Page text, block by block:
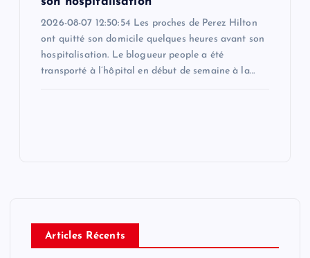
2026-08-07 12:50:54 Les proches de Perez Hilton
ont quitté son domicile quelques heures avant son
hospitalisation. Le blogueur people a été
transporté à l’hôpital en début de semaine à la…
Articles Récents